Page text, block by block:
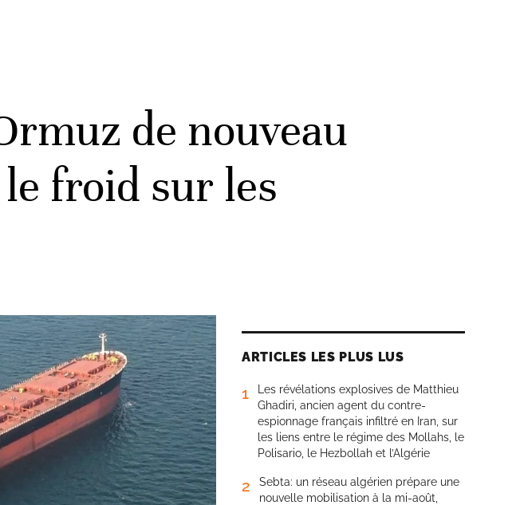
de nouveau
froid sur les
ARTICLES LES PLUS LUS
1
Les révélations explosives de Matthieu
Ghadiri, ancien agent du contre-
espionnage français infiltré en Iran, sur
les liens entre le régime des Mollahs, le
Polisario, le Hezbollah et l’Algérie
2
Sebta: un réseau algérien prépare une
nouvelle mobilisation à la mi-août,